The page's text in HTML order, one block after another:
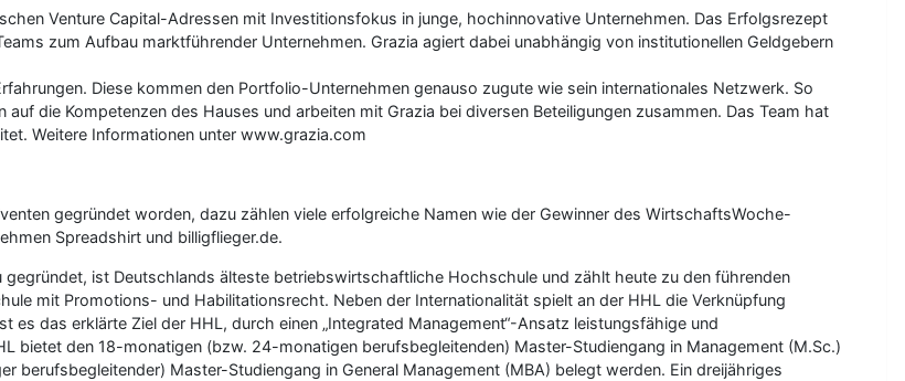
Venture Capital-Adressen mit Investitionsfokus in junge, hochinnovative Unternehmen. Das Erfolgsrezept
zum Aufbau marktführender Unternehmen. Grazia agiert dabei unabhängig von institutionellen Geldgebern
Diese kommen den Portfolio-Unternehmen genauso zugute wie sein internationales Netzwerk. So
die Kompetenzen des Hauses und arbeiten mit Grazia bei diversen Beteiligungen zusammen. Das Team hat
Weitere Informationen unter www.grazia.com
gegründet worden, dazu zählen viele erfolgreiche Namen wie der Gewinner des WirtschaftsWoche-
Spreadshirt und billigflieger.de.
ist Deutschlands älteste betriebswirtschaftliche Hochschule und zählt heute zu den führenden
mit Promotions- und Habilitationsrecht. Neben der Internationalität spielt an der HHL die Verknüpfung
es das erklärte Ziel der HHL, durch einen „Integrated Management“-Ansatz leistungsfähige und
bietet den 18-monatigen (bzw. 24-monatigen berufsbegleitenden) Master-Studiengang in Management (M.Sc.)
berufsbegleitender) Master-Studiengang in General Management (MBA) belegt werden. Ein dreijähriges